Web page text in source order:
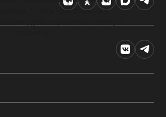
Чтобы найти нужную